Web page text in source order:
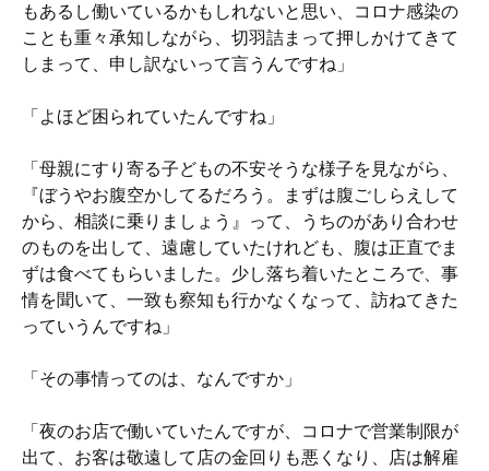
もあるし働いているかもしれないと思い、コロナ感染の
ことも重々承知しながら、切羽詰まって押しかけてきて
しまって、申し訳ないって言うんですね」
「よほど困られていたんですね」
「母親にすり寄る子どもの不安そうな様子を見ながら、
『ぼうやお腹空かしてるだろう。まずは腹ごしらえして
から、相談に乗りましょう』って、うちのがあり合わせ
のものを出して、遠慮していたけれども、腹は正直でま
ずは食べてもらいました。少し落ち着いたところで、事
情を聞いて、一致も察知も行かなくなって、訪ねてきた
っていうんですね」
「その事情ってのは、なんですか」
「夜のお店で働いていたんですが、コロナで営業制限が
出て、お客は敬遠して店の金回りも悪くなり、店は解雇